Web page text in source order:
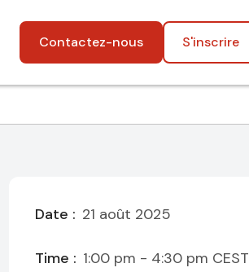
Contactez-nous S'inscrire
Date : 21 août 2025
Time : 1:00 pm - 4:30 pm CEST